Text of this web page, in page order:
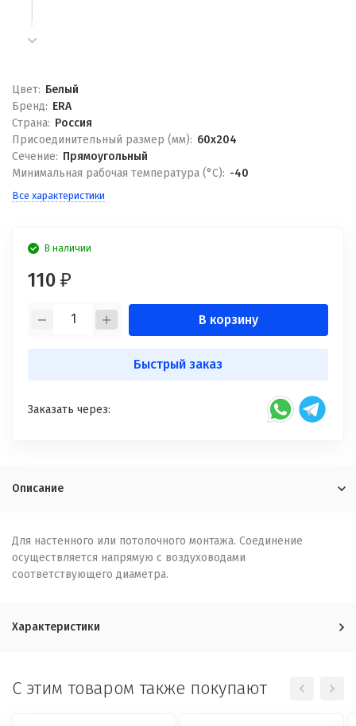
Цвет: Белый
Бренд: ERA
Страна: Россия
Присоединительный размер (мм): 60x204
Сечение: Прямоугольный
Минимальная рабочая температура (°С): -40
Все характеристики
В наличии
110 ₽
В корзину
Быстрый заказ
Заказать через:
Описание
Для настенного или потолочного монтажа. Соединение
осуществляется напрямую с воздуховодами
соответствующего диаметра.
Характеристики
C этим товаром также покупают